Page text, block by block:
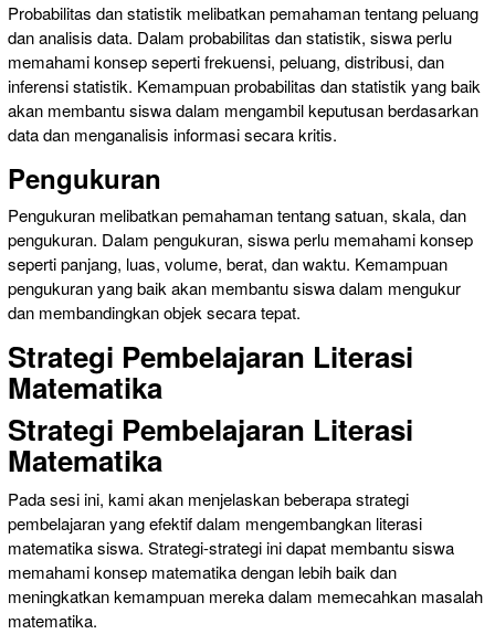
Probabilitas dan statistik melibatkan pemahaman tentang peluang
dan analisis data. Dalam probabilitas dan statistik, siswa perlu
memahami konsep seperti frekuensi, peluang, distribusi, dan
inferensi statistik. Kemampuan probabilitas dan statistik yang baik
akan membantu siswa dalam mengambil keputusan berdasarkan
data dan menganalisis informasi secara kritis.
Pengukuran
Pengukuran melibatkan pemahaman tentang satuan, skala, dan
pengukuran. Dalam pengukuran, siswa perlu memahami konsep
seperti panjang, luas, volume, berat, dan waktu. Kemampuan
pengukuran yang baik akan membantu siswa dalam mengukur
dan membandingkan objek secara tepat.
Strategi Pembelajaran Literasi
Matematika
Strategi Pembelajaran Literasi
Matematika
Pada sesi ini, kami akan menjelaskan beberapa strategi
pembelajaran yang efektif dalam mengembangkan literasi
matematika siswa. Strategi-strategi ini dapat membantu siswa
memahami konsep matematika dengan lebih baik dan
meningkatkan kemampuan mereka dalam memecahkan masalah
matematika.